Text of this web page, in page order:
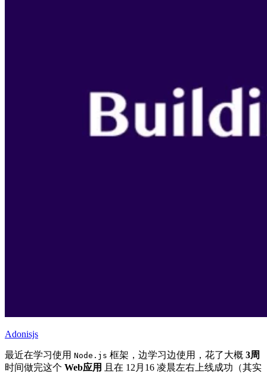
Adonisjs
最近在学习使用 Node.js 框架，边学习边使用，花了大概 3周
时间做完这个 Web应用 且在 12月16 凌晨左右上线成功（其实